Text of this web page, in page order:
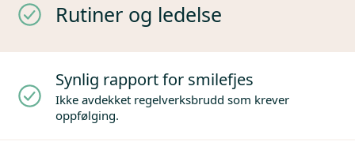
Rutiner og ledelse
Synlig rapport for smilefjes
Ikke avdekket regelverksbrudd som krever
oppfølging.